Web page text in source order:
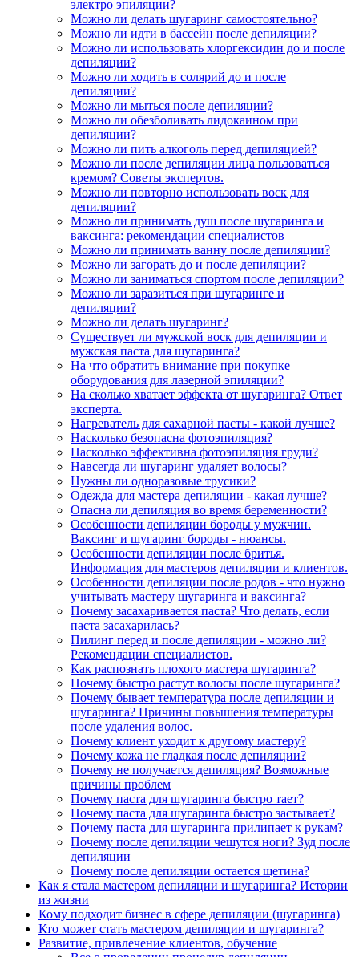
электро эпиляции?
Можно ли делать шугаринг самостоятельно?
Можно ли идти в бассейн после депиляции?
Можно ли использовать хлоргексидин до и после
депиляции?
Можно ли ходить в солярий до и после
депиляции?
Можно ли мыться после депиляции?
Можно ли обезболивать лидокаином при
депиляции?
Можно ли пить алкоголь перед депиляцией?
Можно ли после депиляции лица пользоваться
кремом? Советы экспертов.
Можно ли повторно использовать воск для
депиляции?
Можно ли принимать душ после шугаринга и
ваксинга: рекомендации специалистов
Можно ли принимать ванну после депиляции?
Можно ли загорать до и после депиляции?
Можно ли заниматься спортом после депиляции?
Можно ли заразиться при шугаринге и
депиляции?
Можно ли делать шугаринг?
Существует ли мужской воск для депиляции и
мужская паста для шугаринга?
На что обратить внимание при покупке
оборудования для лазерной эпиляции?
На сколько хватает эффекта от шугаринга? Ответ
эксперта.
Нагреватель для сахарной пасты - какой лучше?
Насколько безопасна фотоэпиляция?
Насколько эффективна фотоэпиляция груди?
Навсегда ли шугаринг удаляет волосы?
Нужны ли одноразовые трусики?
Одежда для мастера депиляции - какая лучше?
Опасна ли депиляция во время беременности?
Особенности депиляции бороды у мужчин.
Ваксинг и шугаринг бороды - нюансы.
Особенности депиляции после бритья.
Информация для мастеров депиляции и клиентов.
Особенности депиляции после родов - что нужно
учитывать мастеру шугаринга и ваксинга?
Почему засахаривается паста? Что делать, если
паста засахарилась?
Пилинг перед и после депиляции - можно ли?
Рекомендации специалистов.
Как распознать плохого мастера шугаринга?
Почему быстро растут волосы после шугаринга?
Почему бывает температура после депиляции и
шугаринга? Причины повышения температуры
после удаления волос.
Почему клиент уходит к другому мастеру?
Почему кожа не гладкая после депиляции?
Почему не получается депиляция? Возможные
причины проблем
Почему паста для шугаринга быстро тает?
Почему паста для шугаринга быстро застывает?
Почему паста для шугаринга прилипает к рукам?
Почему после депиляции чешутся ноги? Зуд после
депиляции
Почему после депиляции остается щетина?
Как я стала мастером депиляции и шугаринга? Истории
из жизни
Кому подходит бизнес в сфере депиляции (шугаринга)
Кто может стать мастером депиляции и шугаринга?
Развитие, привлечение клиентов, обучение